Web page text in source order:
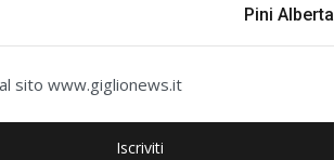
Pini Alberta
sito www.giglionews.it
Iscriviti